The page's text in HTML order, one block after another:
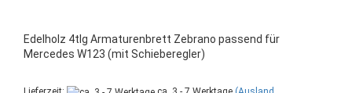
Edelholz 4tlg Armaturenbrett Zebrano passend für
Mercedes W123 (mit Schieberegler)